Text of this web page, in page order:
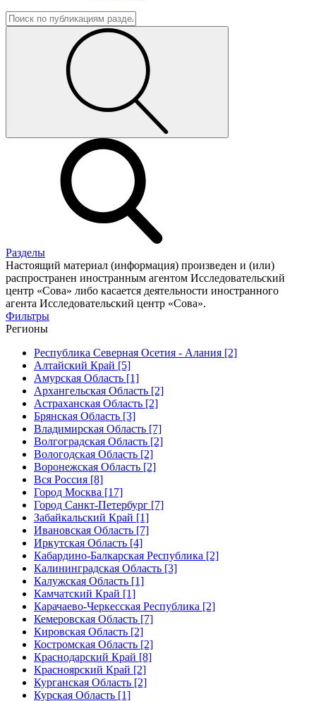
Разделы
Настоящий материал (информация) произведен и (или)
распространен иностранным агентом Исследовательский
центр «Сова» либо касается деятельности иностранного
агента Исследовательский центр «Сова».
Фильтры
Регионы
Республика Северная Осетия - Алания [2]
Алтайский Край [5]
Амурская Область [1]
Архангельская Область [2]
Астраханская Область [2]
Брянская Область [3]
Владимирская Область [7]
Волгоградская Область [2]
Вологодская Область [2]
Воронежская Область [2]
Вся Россия [8]
Город Москва [17]
Город Санкт-Петербург [7]
Забайкальский Край [1]
Ивановская Область [7]
Иркутская Область [4]
Кабардино-Балкарская Республика [2]
Калининградская Область [3]
Калужская Область [1]
Камчатский Край [1]
Карачаево-Черкесская Республика [2]
Кемеровская Область [7]
Кировская Область [2]
Костромская Область [2]
Краснодарский Край [8]
Красноярский Край [2]
Курганская Область [2]
Курская Область [1]